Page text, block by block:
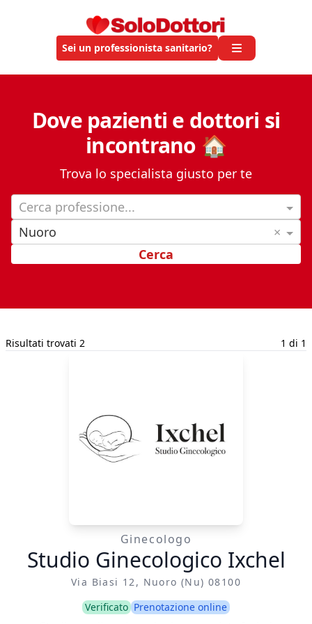
Sei un professionista sanitario?
Dove pazienti e dottori si
incontrano 🏠
Trova lo specialista giusto per te
Cerca professione...
Nuoro
×
Cerca
Risultati trovati 2 1 di 1
Ginecologo
Studio Ginecologico Ixchel
Via Biasi 12, Nuoro (nu) 08100
Verificato Prenotazione online